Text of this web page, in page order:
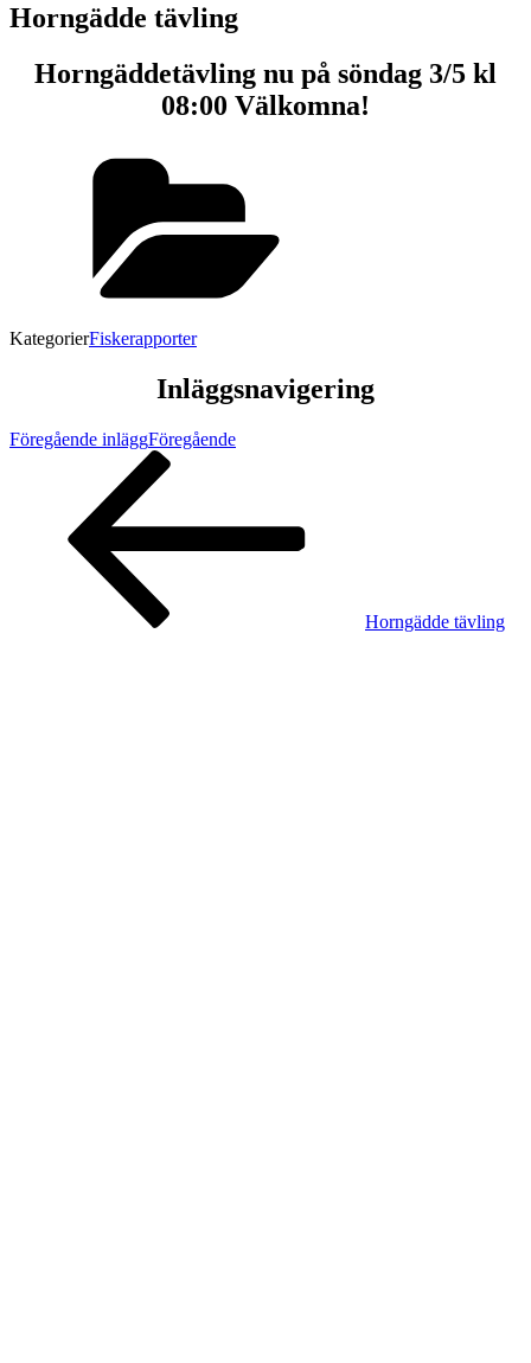
Horngädde tävling
Horngäddetävling nu på söndag 3/5 kl
08:00 Välkomna!
KategorierFiskerapporter
Inläggsnavigering
Föregående inläggFöregående
Horngädde tävling